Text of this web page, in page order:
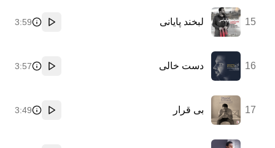
15 لبخند پايانى
پخش
3:59
16 دست خالی
پخش
3:57
17 بی قرار
پخش
3:49